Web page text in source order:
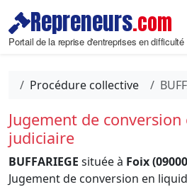
Repreneurs.com
Portail de la reprise d'entreprises en difficulté
Procédure collective
Jugement de
judiciaire
BUFFARIEGE située à Foix
Jugement de conversion en